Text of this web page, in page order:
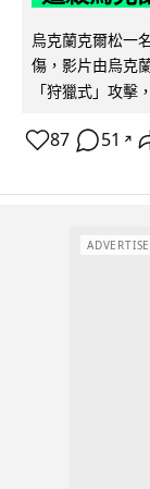
烏克蘭克爾松一
傷，影片由烏克
「狩獵式」攻擊
87 51 ↗